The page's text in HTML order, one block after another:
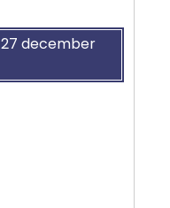
27 december